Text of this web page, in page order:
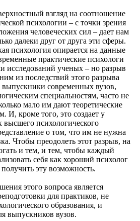
взгляд на соотношение
психологии – с точки зрения
человеческих сил – дает нам
далеки друг от друга эти сферы.
психология опирается на данные
практические психологи
исследований ученых – но разрыв
из последствий этого разрыва
выпускники современных вузов,
специальностям, часто не
мало им дают теоретические
И, кроме того, это создает у
психологического
о том, что им не нужна
Чтобы преодолеть этот разрыв, на
и тем, и тем, чтобы каждый
себя как хороший психолог
эту возможность.
этого вопроса является
для практиков, не
образования, и
выпускников вузов.